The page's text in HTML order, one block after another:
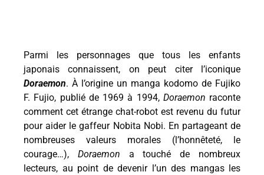
Parmi les personnages que tous les enfants
japonais connaissent, on peut citer l’iconique
Doraemon. À l’origine un manga kodomo de Fujiko
F. Fujio, publié de 1969 à 1994, Doraemon raconte
comment cet étrange chat-robot est revenu du futur
pour aider le gaffeur Nobita Nobi. En partageant de
nombreuses valeurs morales (l’honnêteté, le
courage…), Doraemon a touché de nombreux
lecteurs, au point de devenir l’un des mangas les